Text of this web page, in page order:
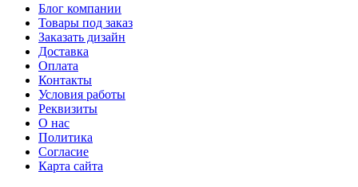
Блог компании
Товары под заказ
Заказать дизайн
Доставка
Оплата
Контакты
Условия работы
Реквизиты
О нас
Политика
Согласие
Карта сайта